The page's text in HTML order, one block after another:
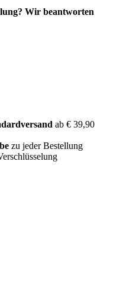
Wir beantworten
ab € 39,90
zu jeder Bestellung